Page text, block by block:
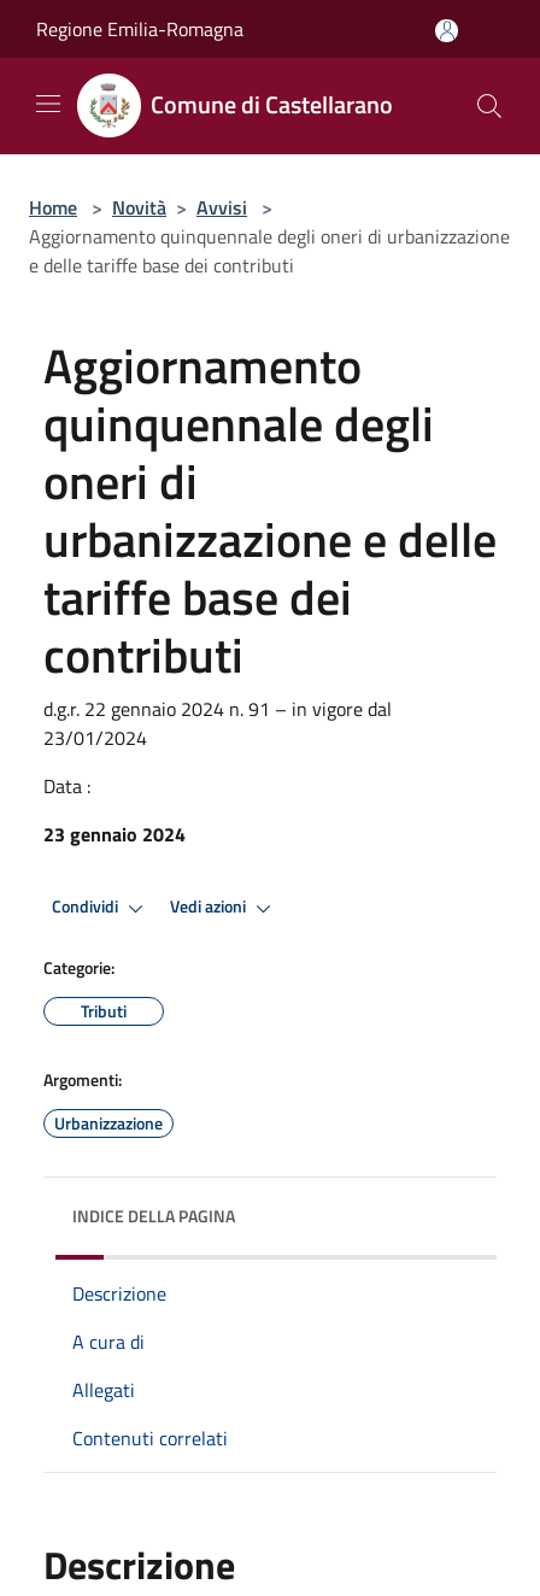
Regione Emilia-Romagna
Comune di Castellarano
Home > Novità > Avvisi >
Aggiornamento quinquennale degli oneri di urbanizzazione
e delle tariffe base dei contributi
Aggiornamento
quinquennale degli
oneri di
urbanizzazione e delle
tariffe base dei
contributi
d.g.r. 22 gennaio 2024 n. 91 – in vigore dal
23/01/2024
Data :
23 gennaio 2024
Condividi Vedi azioni
Categorie:
Tributi
Argomenti:
Urbanizzazione
INDICE DELLA PAGINA
Descrizione
A cura di
Allegati
Contenuti correlati
Descrizione